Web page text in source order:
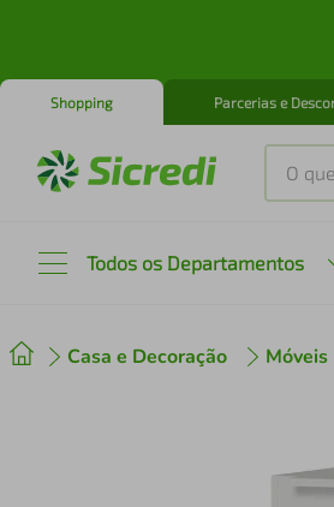
Shopping Parcerias e
O que
Todos os Departamentos
Casa e Decoração Móveis
º
air